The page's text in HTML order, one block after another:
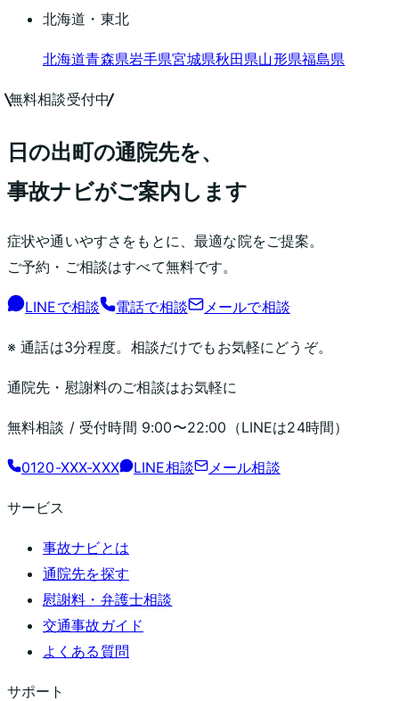
北海道・東北
北海道青森県岩手県宮城県秋田県山形県福島県
無料相談受付中
日の出町の通院先を、
事故ナビがご案内します
症状や通いやすさをもとに、最適な院をご提案。
ご予約・ご相談はすべて無料です。
LINEで相談 電話で相談 メールで相談
※ 通話は3分程度。相談だけでもお気軽にどうぞ。
通院先・慰謝料のご相談はお気軽に
無料相談 / 受付時間 9:00〜22:00 （LINEは24時間）
0120-XXX-XXX LINE相談 メール相談
サービス
事故ナビとは
通院先を探す
慰謝料・弁護士相談
交通事故ガイド
よくある質問
サポート